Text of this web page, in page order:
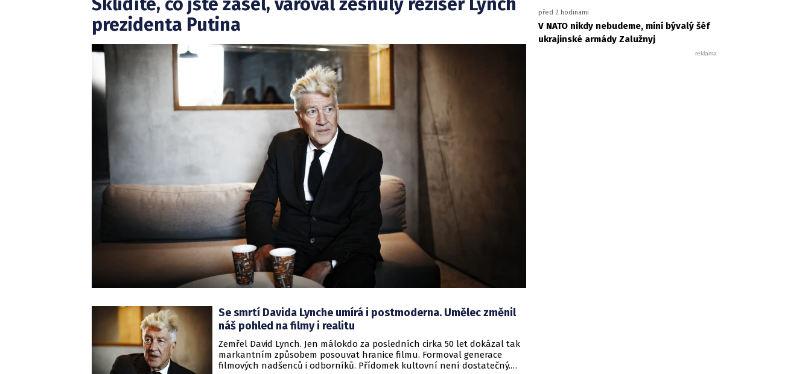
prezidenta Putina
Se smrtí Davida Lynche umírá i postmoderna. Umělec změnil
náš pohled na filmy i realitu
Zemřel David Lynch. Jen málokdo za posledních cirka 50 let dokázal tak
markantním způsobem posouvat hranice filmu. Formoval generace
filmových nadšenců i odborníků. Přídomek kultovní není dostatečný.
před 2 hodinami
V NATO nikdy nebudeme, míní bývalý šéf
ukrajinské armády Zalužnyj